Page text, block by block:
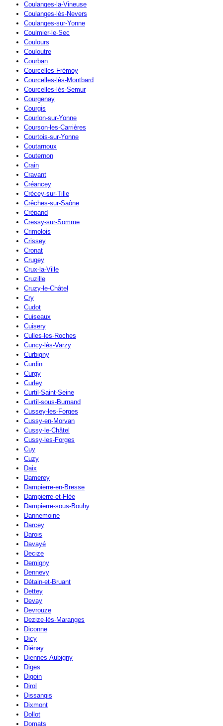
Coulanges-la-Vineuse
Coulanges-lès-Nevers
Coulanges-sur-Yonne
Coulmier-le-Sec
Coulours
Couloutre
Courban
Courcelles-Frémoy
Courcelles-lès-Montbard
Courcelles-lès-Semur
Courgenay
Courgis
Courlon-sur-Yonne
Courson-les-Carrières
Courtois-sur-Yonne
Coutarnoux
Couternon
Crain
Cravant
Créancey
Crécey-sur-Tille
Crêches-sur-Saône
Crépand
Cressy-sur-Somme
Crimolois
Crissey
Cronat
Crugey
Crux-la-Ville
Cruzille
Cruzy-le-Châtel
Cry
Cudot
Cuiseaux
Cuisery
Culles-les-Roches
Cuncy-lès-Varzy
Curbigny
Curdin
Curgy
Curley
Curtil-Saint-Seine
Curtil-sous-Burnand
Cussey-les-Forges
Cussy-en-Morvan
Cussy-le-Châtel
Cussy-les-Forges
Cuy
Cuzy
Daix
Damerey
Dampierre-en-Bresse
Dampierre-et-Flée
Dampierre-sous-Bouhy
Dannemoine
Darcey
Darois
Davayé
Decize
Demigny
Dennevy
Détain-et-Bruant
Dettey
Devay
Devrouze
Dezize-lès-Maranges
Diconne
Dicy
Diénay
Diennes-Aubigny
Diges
Digoin
Dirol
Dissangis
Dixmont
Dollot
Domats